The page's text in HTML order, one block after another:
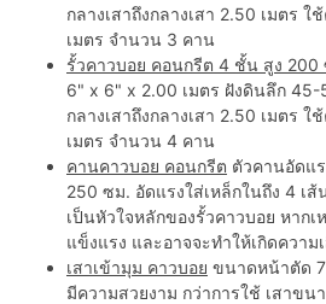
กลางเสาถึงกลางเสา 2.50 เมตร
เมตร จำนวน 3 คาน
รั้วคาวบอย คอนกรีต 4 ชั้น สูง 200
6" x 6" x 2.00 เมตร ฝังดินลึก
กลางเสาถึงกลางเสา 2.50 เมตร
เมตร จำนวน 4 คาน
คานคาวบอย คอนกรีต ตัวคานอัดแ
250 ซม. อัดแรงใส่เหล็กในถึง 4 เ
เป็นหัวใจหลักของรั้วคาวบอย หาก
แข็งแรง และอาจจะทำให้เกิดความ
เสาเข้ามุม คาวบอย ขนาดหน้าตัด 7
มีความสวยงาม กว่าการใช้ เสาข